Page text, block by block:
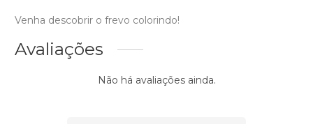
Venha descobrir o frevo colorindo!
Avaliações
Não há avaliações ainda.